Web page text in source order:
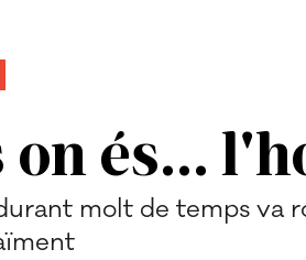
on és...
molt de temps va